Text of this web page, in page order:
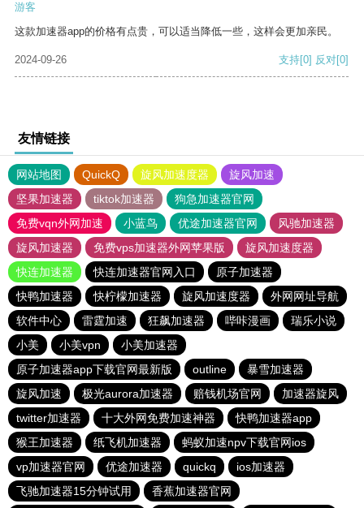
游客
这款加速器app的价格有点贵，可以适当降低一些，这样会更加亲民。
2024-09-26 支持[0] 反对[0]
友情链接
网站地图 QuickQ 旋风加速度器
旋风加速
坚果加速器
tiktok加速器
狗急加速器官网
免费vqn外网加速
小蓝鸟 优途加速器官网
风驰加速器
旋风加速器
免费vps加速器外网苹果版
旋风加速度器
快连加速器
快连加速器官网入口
原子加速器
快鸭加速器
快柠檬加速器 旋风加速度器
外网网址导航
软件中心
雷霆加速 狂飙加速器 哔咔漫画
瑞乐小说
小美
小美vpn
小美加速器
原子加速器app下载官网最新版
outline
暴雪加速器
旋风加速
极光aurora加速器 赔钱机场官网
加速器旋风
twitter加速器
十大外网免费加速神器
快鸭加速器app
猴王加速器
纸飞机加速器
蚂蚁加速npv下载官网ios
vp加速器官网
优途加速器 quickq
ios加速器
飞驰加速器15分钟试用
香蕉加速器官网